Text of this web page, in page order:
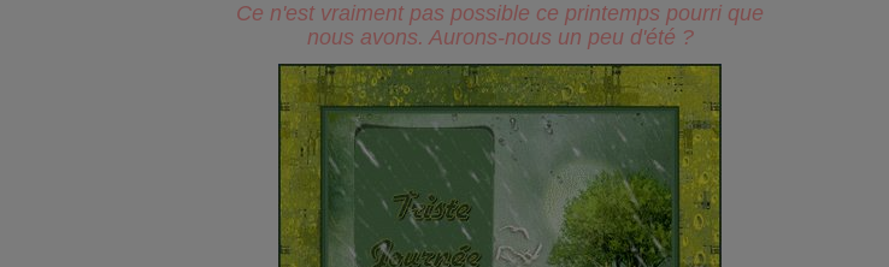
Ce n'est vraiment pas possible ce printemps pourri que
nous avons. Aurons-nous un peu d'été ?